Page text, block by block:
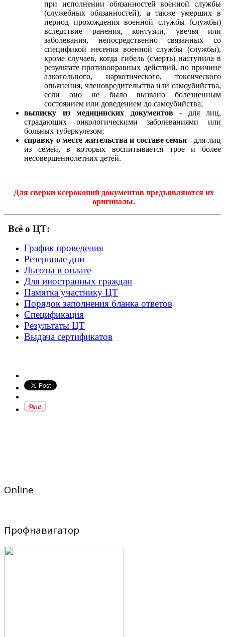
при исполнении обязанностей военной службы
(служебных обязанностей), а также умерших в
период прохождения военной службы (службы)
вследствие ранения, контузии, увечья или
заболевания, непосредственно связанных со
спецификой несения военной службы (службы),
кроме случаев, когда гибель (смерть) наступила в
результате противоправных действий, по причине
алкогольного, наркотического, токсического
опьянения, членовредительства или самоубийства,
если оно не было вызвано болезненным
состоянием или доведением до самоубийства;
выписку из медицинских документов- для лиц,
страдающих онкологическими заболеваниями или
больных туберкулезом;
справку о месте жительства и составе семьи - для лиц
из семей, в которых воспитывается трое и более
несовершеннолетних детей.
Для сверки ксерокопий документов предъявляются их
оригиналы.
Всё о ЦТ:
График проведения
Резервные дни
Льготы в оплате
Для иностранных граждан
Памятка участнику ЦТ
Порядок заполнения бланка ответов
Спецификация
Результаты ЦТ
Выдача сертификатов
Online
Профнавигатор